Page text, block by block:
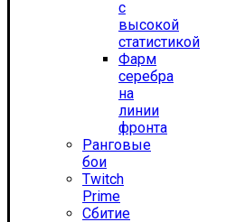
с
высокой
статистикой
Фарм
серебра
на
линии
фронта
Ранговые
бои
Twitch
Prime
Сбитие